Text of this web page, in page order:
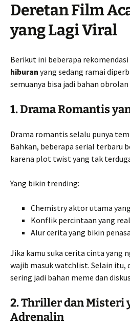
Deretan Film
yang Lagi Viral
Berikut ini beberapa rekomendasi
hiburan yang sedang ramai
semuanya bisa jadi bahan
1. Drama Romantis
Drama romantis selalu punya
Bahkan, beberapa serial terbaru
karena plot twist yang tak
Yang bikin trending:
Chemistry aktor utama
Konflik percintaan yang
Alur cerita yang bikin
Jika kamu suka cerita cinta yang
wajib masuk watchlist. Selain itu,
sering jadi bahan meme dan
2. Thriller dan Misteri
Adrenalin